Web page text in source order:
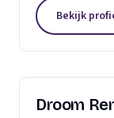
soorten
bestellen...
Bekijk
Droom